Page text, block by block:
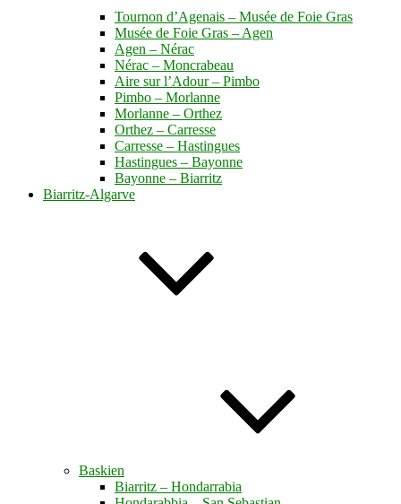
Tournon d’Agenais – Musée de Foie Gras
Musée de Foie Gras – Agen
Agen – Nérac
Nérac – Moncrabeau
Aire sur l’Adour – Pimbo
Pimbo – Morlanne
Morlanne – Orthez
Orthez – Carresse
Carresse – Hastingues
Hastingues – Bayonne
Bayonne – Biarritz
Biarritz-Algarve
Baskien
Biarritz – Hondarrabia